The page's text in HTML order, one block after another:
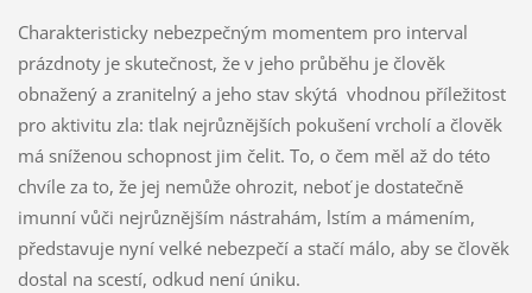
Charakteristicky nebezpečným momentem pro interval
prázdnoty je skutečnost, že v jeho průběhu je člověk
obnažený a zranitelný a jeho stav skýtá vhodnou příležitost
pro aktivitu zla: tlak nejrůznějších pokušení vrcholí a člověk
má sníženou schopnost jim čelit. To, o čem měl až do této
chvíle za to, že jej nemůže ohrozit, neboť je dostatečně
imunní vůči nejrůznějším nástrahám, lstím a mámením,
představuje nyní velké nebezpečí a stačí málo, aby se člověk
dostal na scestí, odkud není úniku.